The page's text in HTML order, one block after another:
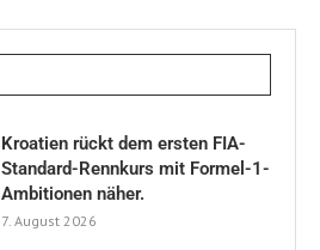
Kroatien rückt dem ersten FIA-
Standard-Rennkurs mit Formel-1-
Ambitionen näher.
7. August 2026